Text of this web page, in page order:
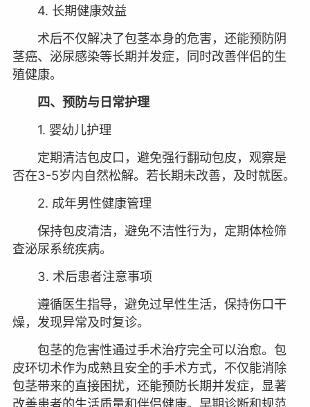
4. 长期健康效益
术后不仅解决了包茎本身的危害，还能预防阴
茎癌、泌尿感染等长期并发症，同时改善伴侣的生
殖健康。
四、预防与日常护理
1. 婴幼儿护理
定期清洁包皮口，避免强行翻动包皮，观察是
否在3-5岁内自然松解。若长期未改善，及时就医。
2. 成年男性健康管理
保持包皮清洁，避免不洁性行为，定期体检筛
查泌尿系统疾病。
3. 术后患者注意事项
遵循医生指导，避免过早性生活，保持伤口干
燥，发现异常及时复诊。
包茎的危害性通过手术治疗完全可以治愈。包
皮环切术作为成熟且安全的手术方式，不仅能消除
包茎带来的直接困扰，还能预防长期并发症，显著
改善患者的生活质量和伴侣健康。早期诊断和规范